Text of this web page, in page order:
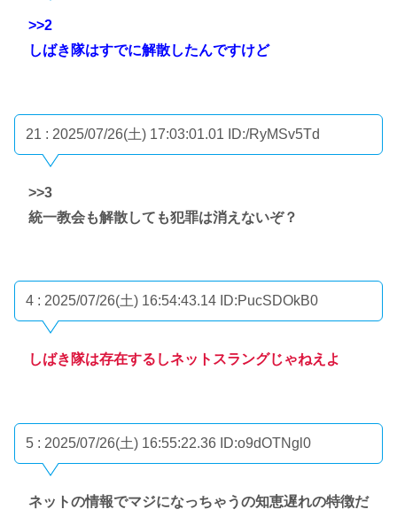
>>2
しばき隊はすでに解散したんですけど
21 : 2025/07/26(土) 17:03:01.01 ID:/RyMSv5Td
>>3
統一教会も解散しても犯罪は消えないぞ？
4 : 2025/07/26(土) 16:54:43.14 ID:PucSDOkB0
しばき隊は存在するしネットスラングじゃねえよ
5 : 2025/07/26(土) 16:55:22.36 ID:o9dOTNgl0
ネットの情報でマジになっちゃうの知恵遅れの特徴だ